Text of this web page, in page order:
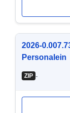
2026-
Personalein
ZIP -